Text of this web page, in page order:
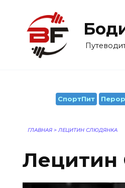
содержанию
СпортПит
ГЛАВНАЯ > ЛЕЦИТИН СЛЮДЯНКА
Лецитин